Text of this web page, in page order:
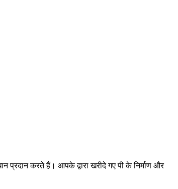
करते हैं। आपके द्वारा खरीदे गए पी के निर्माण और